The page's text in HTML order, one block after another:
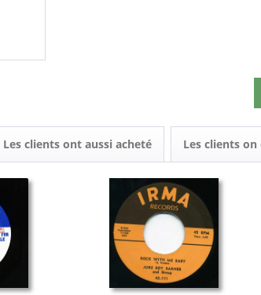
Les clients ont aussi acheté Les clients